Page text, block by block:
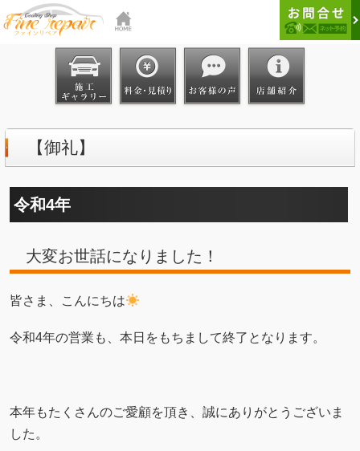
【御礼】
令和4年
大変お世話になりました！
皆さま、こんにちは
令和4年の営業も、本日をもちまして終了となります。
本年もたくさんのご愛顧を頂き、誠にありがとうございま
した。